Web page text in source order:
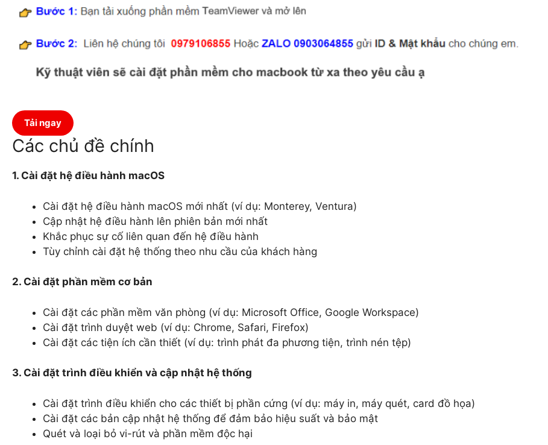
Tải ngay
Các chủ đề chính
1. Cài đặt hệ điều hành macOS
Cài đặt hệ điều hành macOS mới nhất (ví dụ: Monterey, Ventura)
Cập nhật hệ điều hành lên phiên bản mới nhất
Khắc phục sự cố liên quan đến hệ điều hành
Tùy chỉnh cài đặt hệ thống theo nhu cầu của khách hàng
2. Cài đặt phần mềm cơ bản
Cài đặt các phần mềm văn phòng (ví dụ: Microsoft Office, Google Workspace)
Cài đặt trình duyệt web (ví dụ: Chrome, Safari, Firefox)
Cài đặt các tiện ích cần thiết (ví dụ: trình phát đa phương tiện, trình nén tệp)
3. Cài đặt trình điều khiển và cập nhật hệ thống
Cài đặt trình điều khiển cho các thiết bị phần cứng (ví dụ: máy in, máy quét, card đồ họa)
Cài đặt các bản cập nhật hệ thống để đảm bảo hiệu suất và bảo mật
Quét và loại bỏ vi-rút và phần mềm độc hại